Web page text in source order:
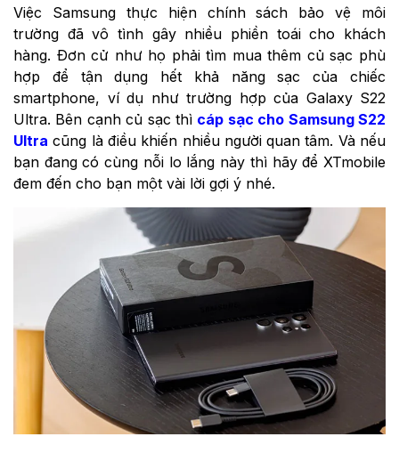
Việc Samsung thực hiện chính sách bảo vệ môi
trường đã vô tình gây nhiều phiền toái cho khách
hàng. Đơn cử như họ phải tìm mua thêm củ sạc phù
hợp để tận dụng hết khả năng sạc của chiếc
smartphone, ví dụ như trường hợp của Galaxy S22
Ultra. Bên cạnh củ sạc thì cáp sạc cho Samsung S22
Ultra cũng là điều khiến nhiều người quan tâm. Và nếu
bạn đang có cùng nỗi lo lắng này thì hãy để XTmobile
đem đến cho bạn một vài lời gợi ý nhé.